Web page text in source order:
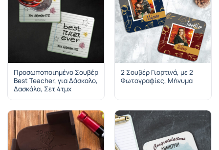
Προσωποποιημένο Σουβέρ
Best Teacher, για Δάσκαλο,
Δασκάλα, Σετ 4τμχ
2 Σουβέρ Γιορτινά, με 2
Φωτογραφίες, Μήνυμα